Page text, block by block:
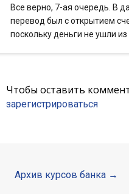
Все верно, 7-ая очередь. В
перевод был с открытием
поскольку деньги не ушли из
Чтобы оставить
зарегистрироваться
Архив курсов банка